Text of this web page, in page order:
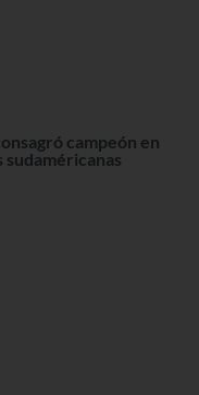
campeón en
sudaméricanas